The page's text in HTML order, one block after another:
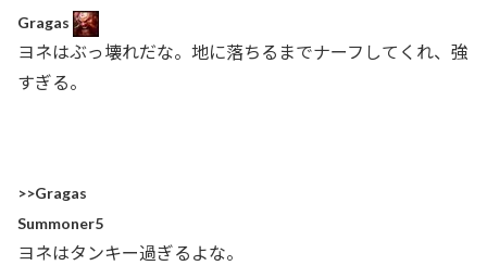
Gragas
ヨネはぶっ壊れだな。地に落ちるまでナーフしてくれ、強
すぎる。
>>Gragas
Summoner5
ヨネはタンキー過ぎるよな。